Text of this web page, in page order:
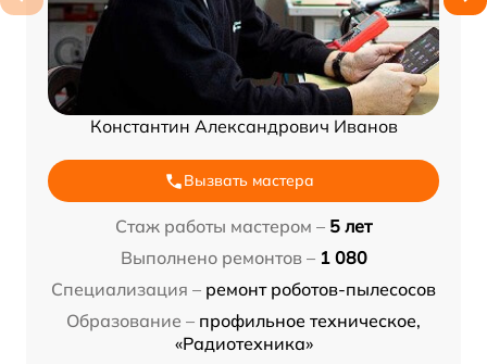
Константин Александрович Иванов
Вызвать мастера
Стаж работы мастером – 5 лет
Выполнено ремонтов – 1 080
Специализация – ремонт роботов-пылесосов
Образование – профильное техническое,
«Радиотехника»